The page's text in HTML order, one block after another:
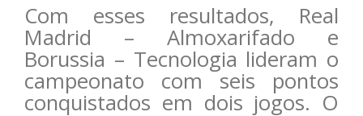
Com esses resultados, Real
Madrid – Almoxarifado e
Borussia – Tecnologia lideram o
campeonato com seis pontos
conquistados em dois jogos. O